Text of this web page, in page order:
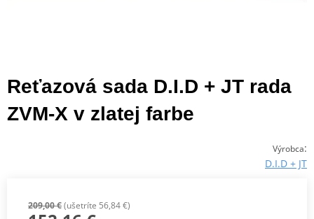
Reťazová sada D.I.D + JT rada
ZVM-X v zlatej farbe
Výrobca:
D.I.D + JT
209,00 €(ušetríte 56,84 €)